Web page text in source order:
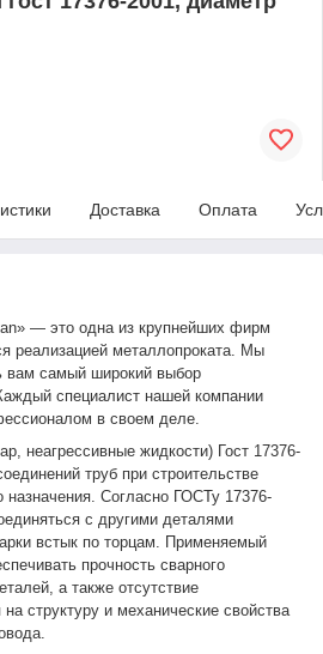
Доставка Оплата
— это одна из крупнейших фирм
реализацией металлопроката. Мы
вам самый широкий выбор
специалист нашей компании
в своем деле.
неагрессивные жидкости) Гост 17376-
труб при строительстве
назначения. Согласно ГОСТу 17376-
с другими деталями
встык по торцам. Применяемый
прочность сварного
а также отсутствие
на структуру и механические свойства